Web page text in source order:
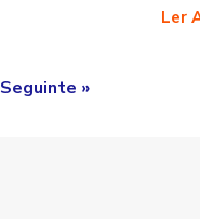
Ler
Seguinte »